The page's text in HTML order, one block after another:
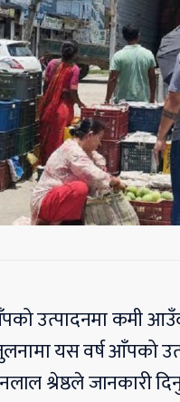
उत्पादनमा कमी
यस वर्ष आँपको
श्रेष्ठले जानकारी